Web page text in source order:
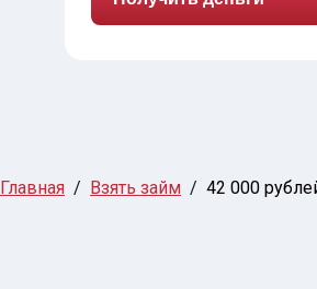
Главная Взять займ 42 000